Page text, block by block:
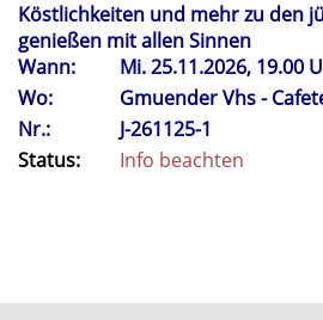
Köstlichkeiten und mehr zu den
genießen mit allen Sinnen
Wann:
Mi.25.11.2026, 19.00
Wo:
Gmuender Vhs -
Nr.:
J-261125-1
Status:
Info beachten